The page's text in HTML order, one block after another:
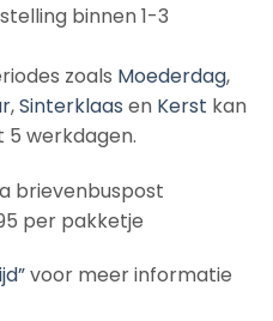
binnen 1-3
zoals Moederdag,
,Sinterklaas en Kerst kan
werkdagen.
brievenbuspost
per pakketje
voor meer informatie